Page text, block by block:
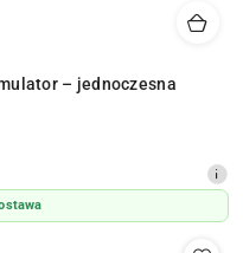
– jednoczesna